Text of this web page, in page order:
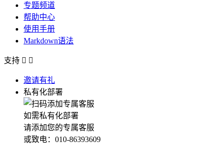
专题频道
帮助中心
使用手册
Markdown语法
支持  
邀请有礼
私有化部署
如需私有化部署
请添加您的专属客服
或致电：010-86393609